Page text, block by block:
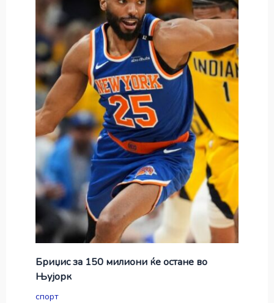
Бриџис за 150 милиони ќе остане во
Њујорк
спорт